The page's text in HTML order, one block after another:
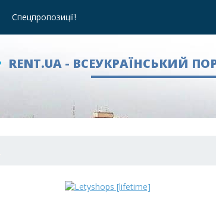
Спецпропозиції!
RENT.UA - ВСЕУКРАЇНСЬКИЙ